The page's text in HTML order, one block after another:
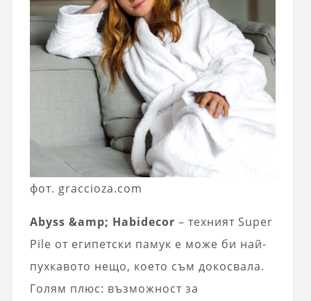
фот. graccioza.com
Abyss &amp; Habidecor – техният Super
Pile от египетски памук е може би най-
пухкавото нещо, което съм докосвала.
Голям плюс: възможност за